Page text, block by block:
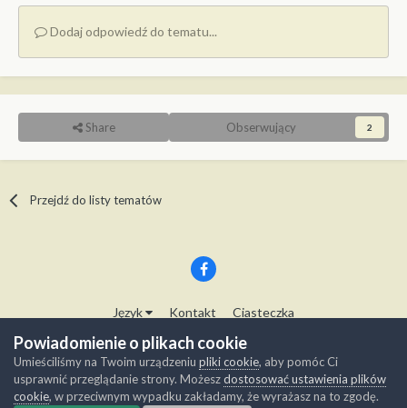
Dodaj odpowiedź do tematu...
Share Obserwujący 2
Przejdź do listy tematów
Język Kontakt Ciasteczka
Copyright © Modelwork.pl
Powered by Invision Community
Powiadomienie o plikach cookie
Umieściliśmy na Twoim urządzeniu pliki cookie, aby pomóc Ci
usprawnić przeglądanie strony. Możeszdostosować ustawienia plików
cookie, w przeciwnym wypadku zakładamy, że wyrażasz na to zgodę.